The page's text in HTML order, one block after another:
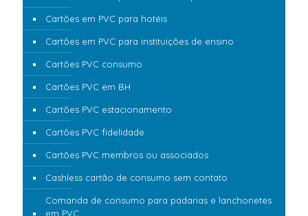
Cartões em PVC para hotéis
Cartões em PVC para instituições de ensino
Cartões PVC consumo
Cartões PVC em BH
Cartões PVC estacionamento
Cartões PVC fidelidade
Cartões PVC membros ou associados
Cashless cartão de consumo sem contato
Comanda de consumo para padarias e lanchonetes
em PVC